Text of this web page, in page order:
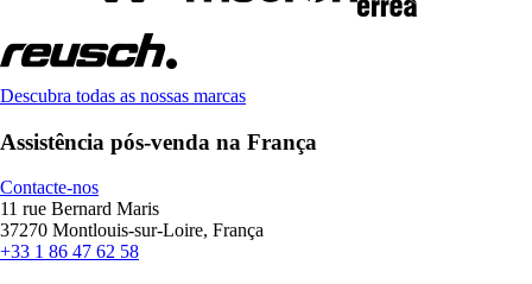
Descubra todas as nossas marcas
Assistência pós-venda na França
Contacte-nos
11 rue Bernard Maris
37270 Montlouis-sur-Loire, França
+33 1 86 47 62 58